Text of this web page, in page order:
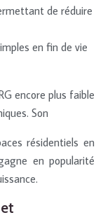
de réduire
en fin de vie
encore plus faible
Son
résidentiels en
en popularité